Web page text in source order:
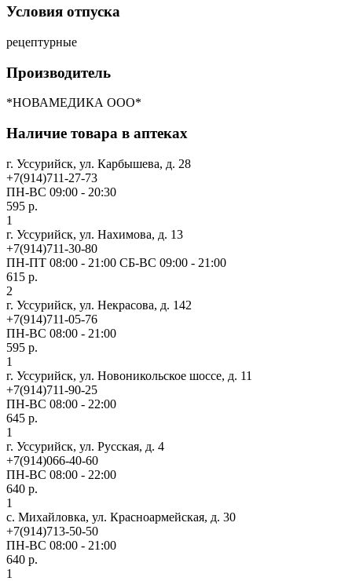
Условия отпуска
рецептурные
Производитель
*НОВАМЕДИКА ООО*
Наличие товара в аптеках
г. Уссурийск, ул. Карбышева, д. 28
+7(914)711-27-73
ПН-ВС 09:00 - 20:30
595 р.
1
г. Уссурийск, ул. Нахимова, д. 13
+7(914)711-30-80
ПН-ПТ 08:00 - 21:00 СБ-ВС 09:00 - 21:00
615 р.
2
г. Уссурийск, ул. Некрасова, д. 142
+7(914)711-05-76
ПН-ВС 08:00 - 21:00
595 р.
1
г. Уссурийск, ул. Новоникольское шоссе, д. 11
+7(914)711-90-25
ПН-ВС 08:00 - 22:00
645 р.
1
г. Уссурийск, ул. Русская, д. 4
+7(914)066-40-60
ПН-ВС 08:00 - 22:00
640 р.
1
с. Михайловка, ул. Красноармейская, д. 30
+7(914)713-50-50
ПН-ВС 08:00 - 21:00
640 р.
1